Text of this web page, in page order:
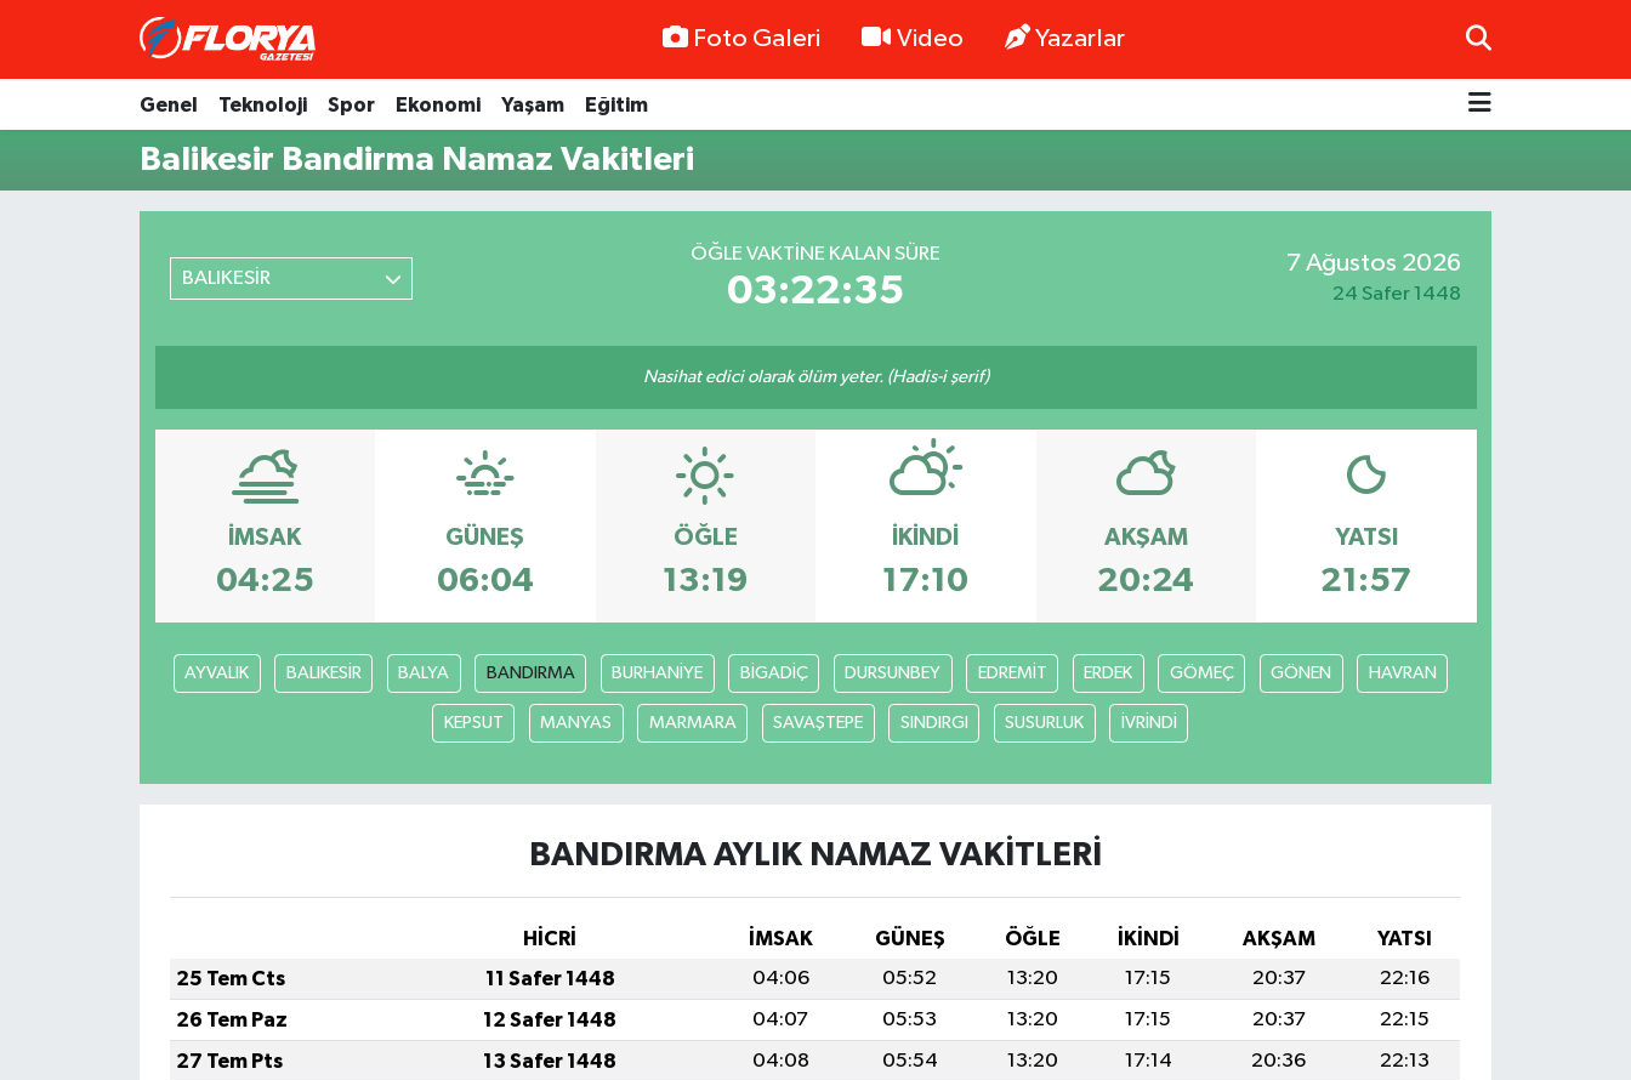
Foto Galeri Video Yazarlar
Genel Teknoloji Spor Ekonomi Yaşam Eğitim
Balikesir Bandirma Namaz Vakitleri
BALIKESİR
ÖĞLE VAKTINE KALAN SÜRE
03:22:35
7 Ağustos 2026
24 Safer 1448
Nasihat edici olarak ölüm yeter. (Hadis-i şerif)
İMSAK
04:25
GÜNEŞ
06:04
ÖĞLE
13:19
İKINDI
17:10
AKŞAM
20:24
YATSI
21:57
AYVALIK BALIKESİR BALYA BANDIRMA BURHANİYE BİGADİÇ DURSUNBEY EDREMİT ERDEK GÖMEÇ GÖNEN HAVRAN
KEPSUT MANYAS MARMARA SAVAŞTEPE SINDIRGI SUSURLUK İVRİNDİ
BANDIRMA AYLIK NAMAZ VAKITLERI
HİCRİ İMSAK GÜNEŞ ÖĞLE İKINDI AKŞAM
YATSI
25 Tem Cts
11 Safer 1448 04:06 05:52 13:20 17:15 20:37
22:16
26 Tem Paz
12 Safer 1448 04:07 05:53 13:20 17:15 20:37
22:15
27 Tem Pts
13 Safer 1448 04:08 05:54 13:20 17:14 20:36
22:13
Trafik Durumu
Süper Lig Puan Durumu ve Fikstür
Tüm Manşetler